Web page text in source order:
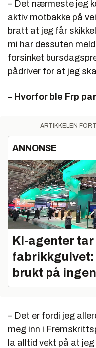
– Det nærmeste jeg
aktiv motbakke på
bratt at jeg får
mi har dessuten
forsinket
pådriver for at jeg
– Hvorfor ble Frp
ARTIKKELEN
ANNONSE
KI-agenter
fabrikkgulvet:
brukt på
– Det er fordi jeg
meg inn i
la alltid vekt på at